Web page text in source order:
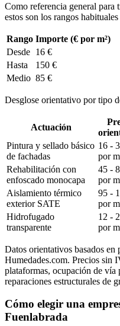
Como referencia general para
estos son los rangos habituales
Rango Importe (€ por m²)
Desde 16 €
Hasta
150 €
Medio 85 €
Desglose orientativo por tipo
Actuación
Pintura y sellado básico
de fachadas
16 -
por
Rehabilitación con
enfoscado monocapa
45 -
por
Aislamiento térmico
exterior SATE
95 -
por
Hidrofugado
transparente
12 -
por
Datos orientativos basados en
Humedades.com. Precios sin
plataformas, ocupación de
reparaciones estructurales de
Cómo elegir una
Fuenlabrada